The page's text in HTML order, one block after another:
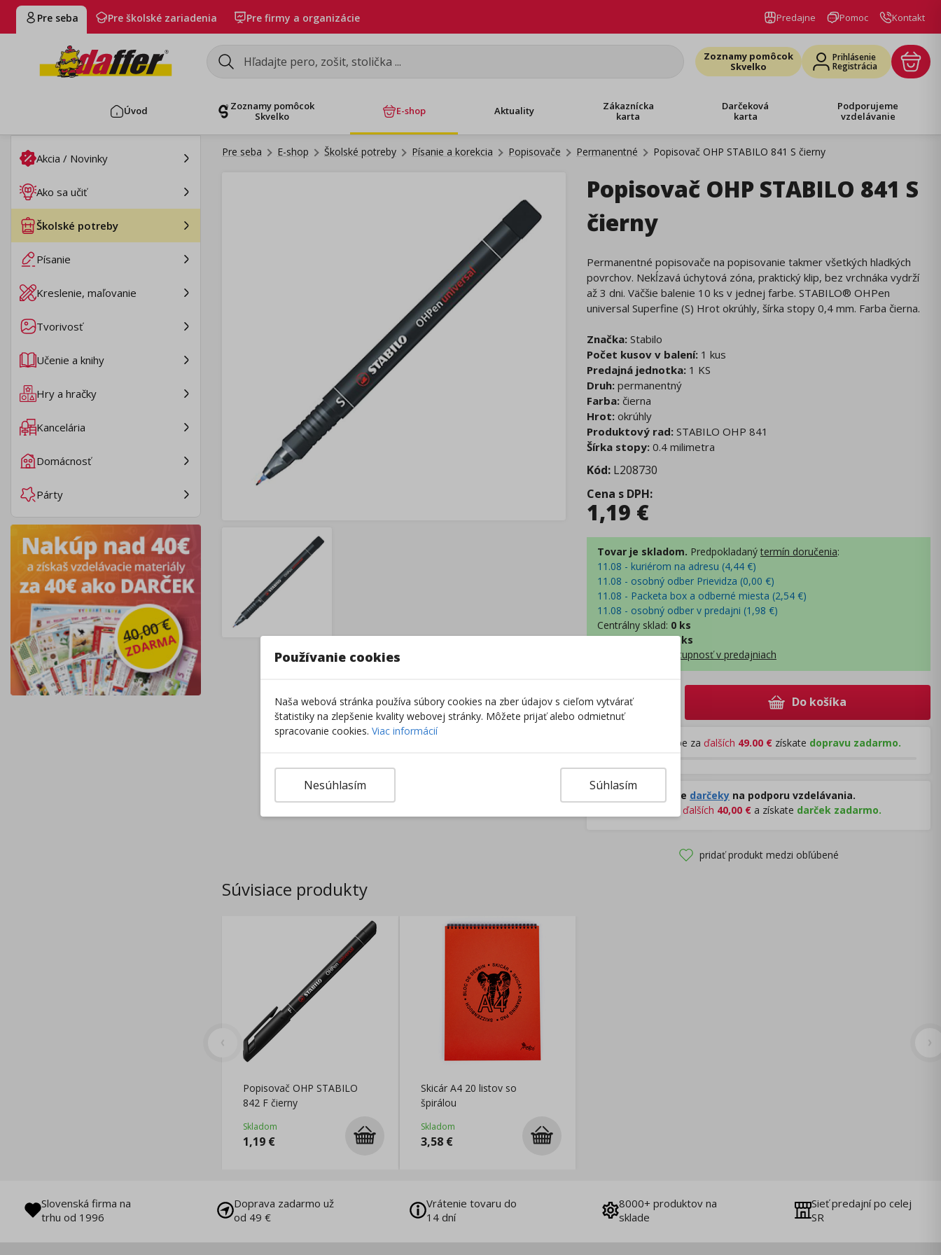
Pre seba Pre školské zariadenia Pre firmy a organizácie Predajne Pomoc Kontakt
Zoznamy pomôcok
Skvelko
Prihlásenie
Registrácia
Úvod
Zoznamy pomôcok
Skvelko
E-shop Aktuality
Zákaznícka
karta
Darčeková
karta
Podporujeme
vzdelávanie
Akcia / Novinky
Ako sa učiť
Školské potreby
Písanie
Kreslenie, maľovanie
Tvorivosť
Učenie a knihy
Hry a hračky
Kancelária
Domácnosť
Párty
Pre seba E-shop Školské potreby Písanie a korekcia Popisovače Permanentné Popisovač OHP STABILO 841 S čierny
Popisovač OHP STABILO 841 S
čierny
Permanentné popisovače na popisovanie takmer všetkých hladkých
povrchov. Nekĺzavá úchytová zóna, praktický klip, bez vrchnáka vydrží
až 3 dni. Väčšie balenie 10 ks v jednej farbe. STABILO® OHPen
universal Superfine (S) Hrot okrúhly, šírka stopy 0,4 mm. Farba čierna.
Značka: Stabilo
Počet kusov v balení: 1 kus
Predajná jednotka: 1 KS
Druh: permanentný
Farba: čierna
Hrot: okrúhly
Produktový rad: STABILO OHP 841
Šírka stopy: 0.4 milimetra
Kód: L208730
Cena s DPH:
1,19 €
Tovar je skladom. Predpokladaný termín doručenia:
11.08 - kuriérom na adresu (4,44 €)
11.08 - osobný odber Prievidza (0,00 €)
11.08 - Packeta box a odberné miesta (2,54 €)
11.08 - osobný odber v predajni (1,98 €)
Centrálny sklad: 0 ks
Externý sklad: 243 ks
Zobraziť dostupnosť v predajniach
– Do košíka
Pri nákupe za ďalších 49.00 € získate dopravu zadarmo.
Rozdávame darčeky na podporu vzdelávania.
ďalších 40,00 € a získate darček zadarmo.
pridať produkt medzi obľúbené
Súvisiace produkty
Popisovač OHP STABILO
842 F čierny
Skladom
1,19 €
Skicár A4 20 listov so
špirálou
Skladom
3,58€
Slovenská firma na
trhu od 1996
Doprava zadarmo už
od 49 €
Vrátenie tovaru do
14 dní
8000+ produktov na
sklade
Sieť predajní po celej
SR
Používanie cookies
Naša webová stránka používa súbory cookies na zber údajov s cieľom vytvárať
štatistiky na zlepšenie kvality webovej stránky. Môžete prijať alebo odmietnuť
spracovanie cookies. Viac informácií
Súhlasím
Nesúhlasím